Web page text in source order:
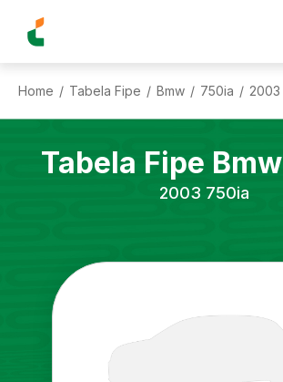
Home / Tabela Fipe / Bmw / 750ia / 2003
Tabela Fipe Bmw
2003 750ia